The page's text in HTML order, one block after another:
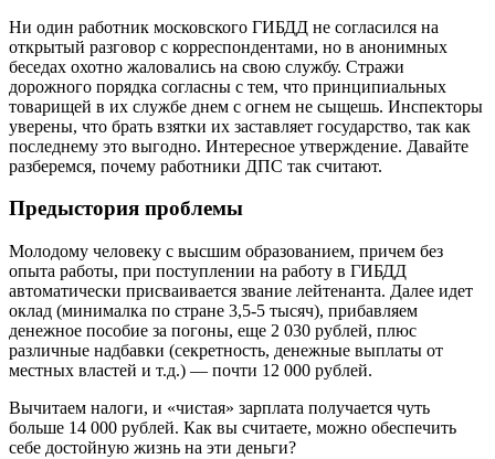
Ни один работник московского ГИБДД не согласился на
открытый разговор с корреспондентами, но в анонимных
беседах охотно жаловались на свою службу. Стражи
дорожного порядка согласны с тем, что принципиальных
товарищей в их службе днем с огнем не сыщешь. Инспекторы
уверены, что брать взятки их заставляет государство, так как
последнему это выгодно. Интересное утверждение. Давайте
разберемся, почему работники ДПС так считают.
Предыстория проблемы
Молодому человеку с высшим образованием, причем без
опыта работы, при поступлении на работу в ГИБДД
автоматически присваивается звание лейтенанта. Далее идет
оклад (минималка по стране 3,5-5 тысяч), прибавляем
денежное пособие за погоны, еще 2 030 рублей, плюс
различные надбавки (секретность, денежные выплаты от
местных властей и т.д.) — почти 12 000 рублей.
Вычитаем налоги, и «чистая» зарплата получается чуть
больше 14 000 рублей. Как вы считаете, можно обеспечить
себе достойную жизнь на эти деньги?